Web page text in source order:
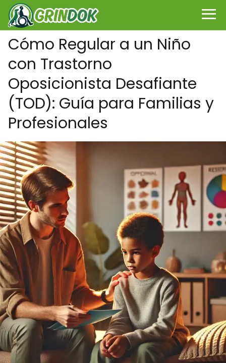
Cómo Regular a un Niño
con Trastorno
Oposicionista Desafiante
(TOD): Guía para Familias y
Profesionales